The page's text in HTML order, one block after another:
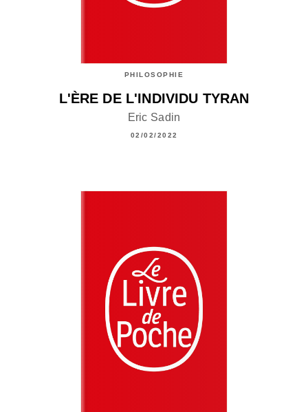
PHILOSOPHIE
L'ÈRE DE L'INDIVIDU TYRAN
Eric Sadin
02/02/2022